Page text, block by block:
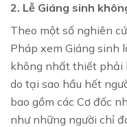
2. Lễ Giáng sinh
Theo một số nghiên
Pháp xem Giáng sinh
không nhất thiết phải
do tại sao hầu hết
bao gồm các Cơ đốc
như những người chỉ